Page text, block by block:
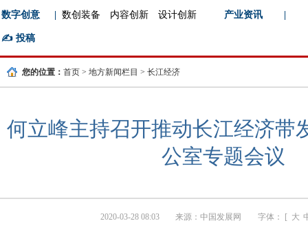
数字创意 数创装备 内容创新 设计创新 产业资讯
✍️ 投稿
您的位置： 首页 > 地方新闻栏目 > 长江经济
何立峰主持召开推动长江经济带
公室专题会议
2020-03-28 08:03 来源： 中国发展网 字体： [ 大